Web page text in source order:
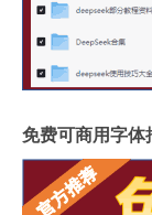
免费可商用字体